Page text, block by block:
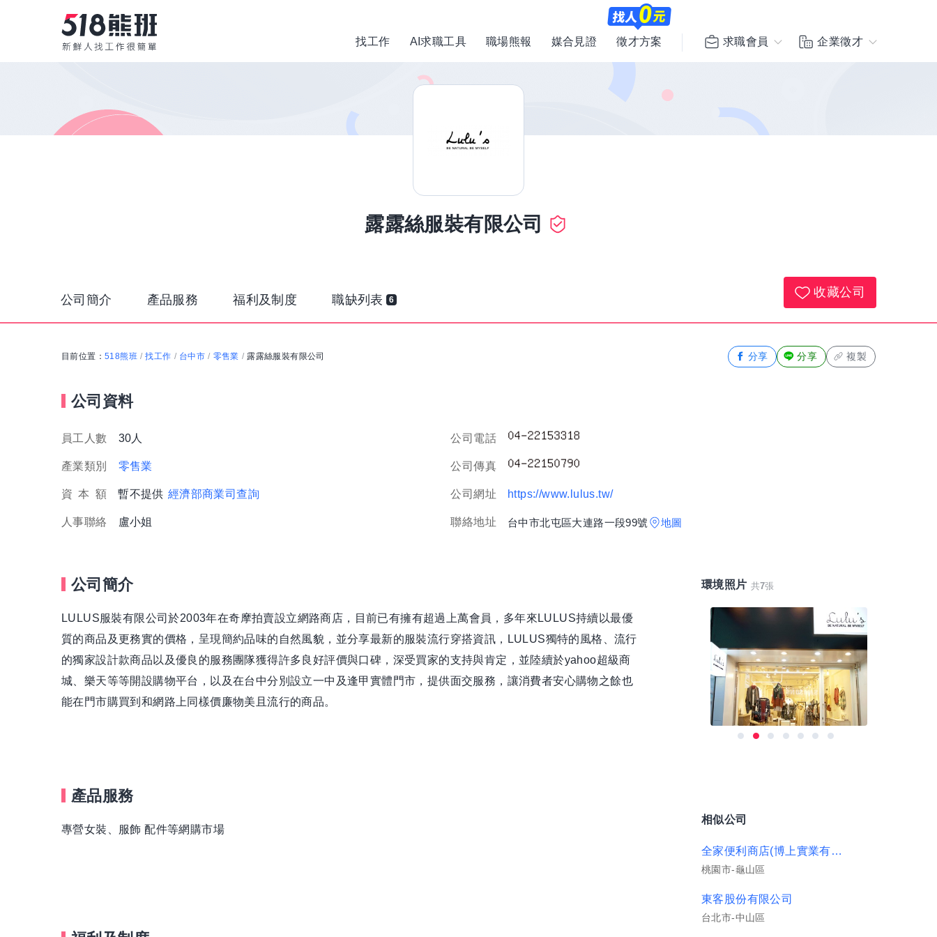
找工作 AI求職工具 職場熊報 媒合見證 徵才方案 求職會員 企業徵才
露露絲服裝有限公司
公司簡介 產品服務 福利及制度 職缺列表 6
收藏公司
目前位置： 518熊班 / 找工作 / 台中市 / 零售業 / 露露絲服裝有限公司 分享 分享 複製
公司資料
員工人數 30人 公司電話
產業類別 零售業 公司傳真
資 本 額 暫不提供 經濟部商業司查詢 公司網址 https://www.lulus.tw/
人事聯絡 盧小姐 聯絡地址 台中市北屯區大連路一段99號 地圖
公司簡介
LULUS服裝有限公司於2003年在奇摩拍賣設立網路商店，目前已有擁有超過上萬會員，多年來LULUS持續以最優
質的商品及更務實的價格，呈現簡約品味的自然風貌，並分享最新的服裝流行穿搭資訊，LULUS獨特的風格、流行
的獨家設計款商品以及優良的服務團隊獲得許多良好評價與口碑，深受買家的支持與肯定，並陸續於yahoo超級商
城、樂天等等開設購物平台，以及在台中分別設立一中及逢甲實體門市，提供面交服務，讓消費者安心購物之餘也
能在門市購買到和網路上同樣價廉物美且流行的商品。
產品服務
專營女裝、服飾 配件等網購市場
環境照片 共7張
相似公司
全家便利商店(博上實業有限公司)
桃園市-龜山區
東客股份有限公司
台北市-中山區